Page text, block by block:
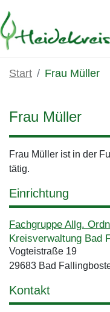
Zum Hauptinhalt springen
Start Frau Müller
Frau Müller
Frau Müller ist in der
tätig.
Einrichtung
Fachgruppe Allg.
Kreisverwaltung Bad
Vogteistraße 19
29683 Bad
Kontakt